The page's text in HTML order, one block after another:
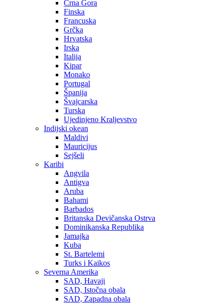
Crna Gora
Finska
Francuska
Grčka
Hrvatska
Irska
Italija
Kipar
Monako
Portugal
Španija
Švajcarska
Turska
Ujedinjeno Kraljevstvo
Indijski okean
Maldivi
Mauricijus
Sejšeli
Karibi
Angvila
Antigva
Aruba
Bahami
Barbados
Britanska Devičanska Ostrva
Dominikanska Republika
Jamajka
Kuba
St. Bartelemi
Turks i Kaikos
Severna Amerika
SAD, Havaji
SAD, Istočna obala
SAD, Zapadna obala